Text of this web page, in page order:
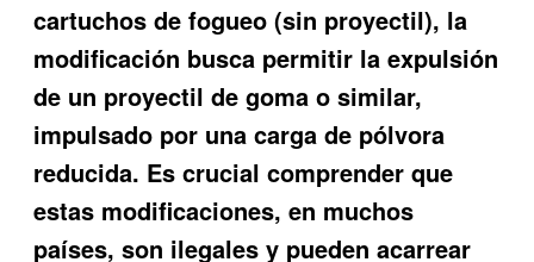
cartuchos de fogueo (sin proyectil), la
modificación busca permitir la expulsión
de un proyectil de goma o similar,
impulsado por una carga de pólvora
reducida. Es crucial comprender que
estas modificaciones, en muchos
países, son ilegales y pueden acarrear